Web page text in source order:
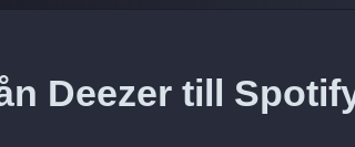
Deezer till